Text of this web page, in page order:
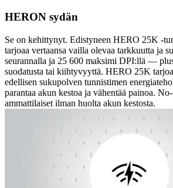
HERON sydän
Se on kehittynyt. Edistyneen HERO 25K -
tarjoaa vertaansa vailla olevaa tarkkuutta ja
seurannalla ja 25 600 maksimi DPI:llä —
suodatusta tai kiihtyvyyttä. HERO 25K
edellisen sukupolven tunnistimen
parantaa akun kestoa ja vähentää painoa.
ammattilaiset ilman huolta akun kestosta.